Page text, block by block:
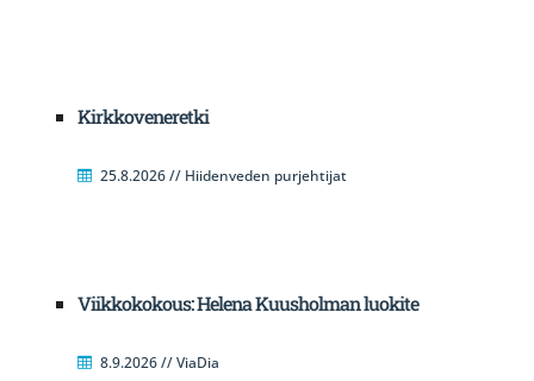
Kirkkoveneretki
25.8.2026 // Hiidenveden purjehtijat
Viikkokokous: Helena Kuusholman luokite
8.9.2026 // ViaDia